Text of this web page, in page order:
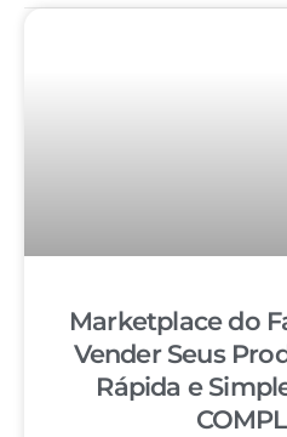
Marketplace do
Vender Seus
Rápida e